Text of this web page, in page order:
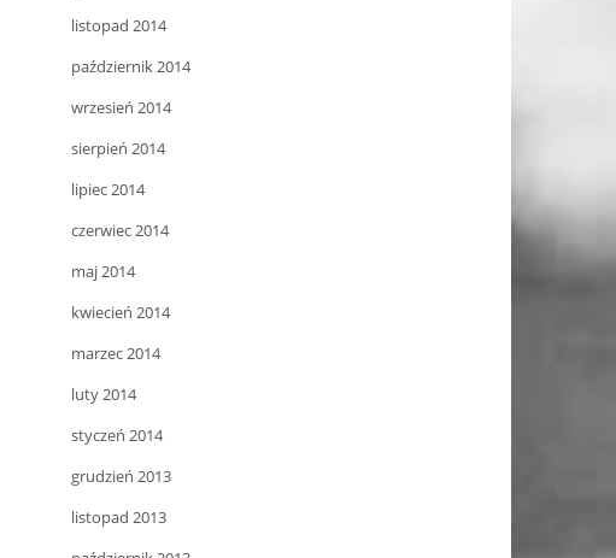
listopad 2014
październik 2014
wrzesień 2014
sierpień 2014
lipiec 2014
czerwiec 2014
maj 2014
kwiecień 2014
marzec 2014
luty 2014
styczeń 2014
grudzień 2013
listopad 2013